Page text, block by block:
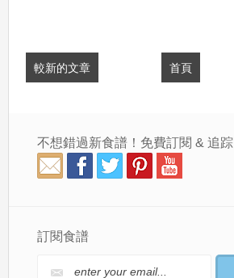
較新的文章 首頁
不想錯過新食譜！免費訂閱 & 追踪
訂閱食譜